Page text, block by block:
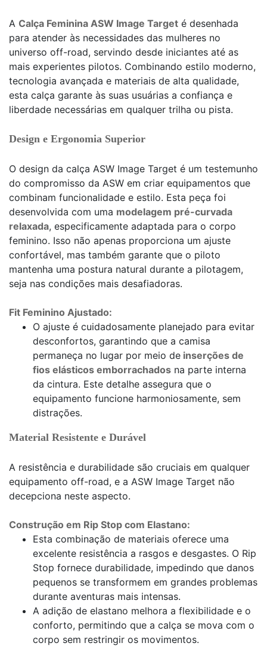
A Calça Feminina ASW Image Target é desenhada
para atender às necessidades das mulheres no
universo off-road, servindo desde iniciantes até as
mais experientes pilotos. Combinando estilo moderno,
tecnologia avançada e materiais de alta qualidade,
esta calça garante às suas usuárias a confiança e
liberdade necessárias em qualquer trilha ou pista.
Design e Ergonomia Superior
O design da calça ASW Image Target é um testemunho
do compromisso da ASW em criar equipamentos que
combinam funcionalidade e estilo. Esta peça foi
desenvolvida com uma modelagem pré-curvada
relaxada, especificamente adaptada para o corpo
feminino. Isso não apenas proporciona um ajuste
confortável, mas também garante que o piloto
mantenha uma postura natural durante a pilotagem,
seja nas condições mais desafiadoras.
Fit Feminino Ajustado:
O ajuste é cuidadosamente planejado para evitar
desconfortos, garantindo que a camisa
permaneça no lugar por meio de inserções de
fios elásticos emborrachados na parte interna
da cintura. Este detalhe assegura que o
equipamento funcione harmoniosamente, sem
distrações.
Material Resistente e Durável
A resistência e durabilidade são cruciais em qualquer
equipamento off-road, e a ASW Image Target não
decepciona neste aspecto.
Construção em Rip Stop com Elastano:
Esta combinação de materiais oferece uma
excelente resistência a rasgos e desgastes. O Rip
Stop fornece durabilidade, impedindo que danos
pequenos se transformem em grandes problemas
durante aventuras mais intensas.
A adição de elastano melhora a flexibilidade e o
conforto, permitindo que a calça se mova com o
corpo sem restringir os movimentos.